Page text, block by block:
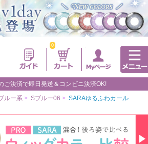
0
ご決済で即日発送＆コンビニ決済OK!
ルー系 > Sブルー06 > SARAゆるふわカール